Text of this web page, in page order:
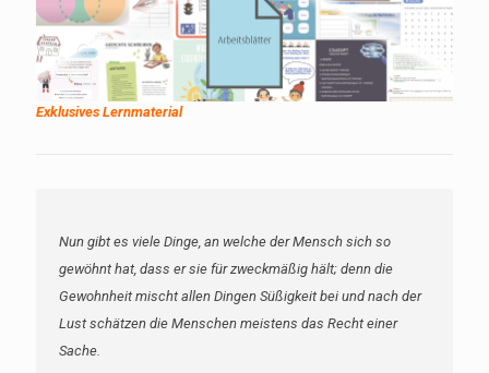
Exklusives Lernmaterial
Nun gibt es viele Dinge, an welche der Mensch sich so
gewöhnt hat, dass er sie für zweckmäßig hält; denn die
Gewohnheit mischt allen Dingen Süßigkeit bei und nach der
Lust schätzen die Menschen meistens das Recht einer
Sache.